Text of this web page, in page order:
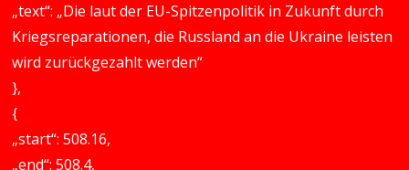
„text“: „Die laut der EU-Spitzenpolitik in Zukunft durch
Kriegsreparationen, die Russland an die Ukraine leisten
wird zurückgezahlt werden“
},
{
„start“: 508.16,
„end“: 508.4,